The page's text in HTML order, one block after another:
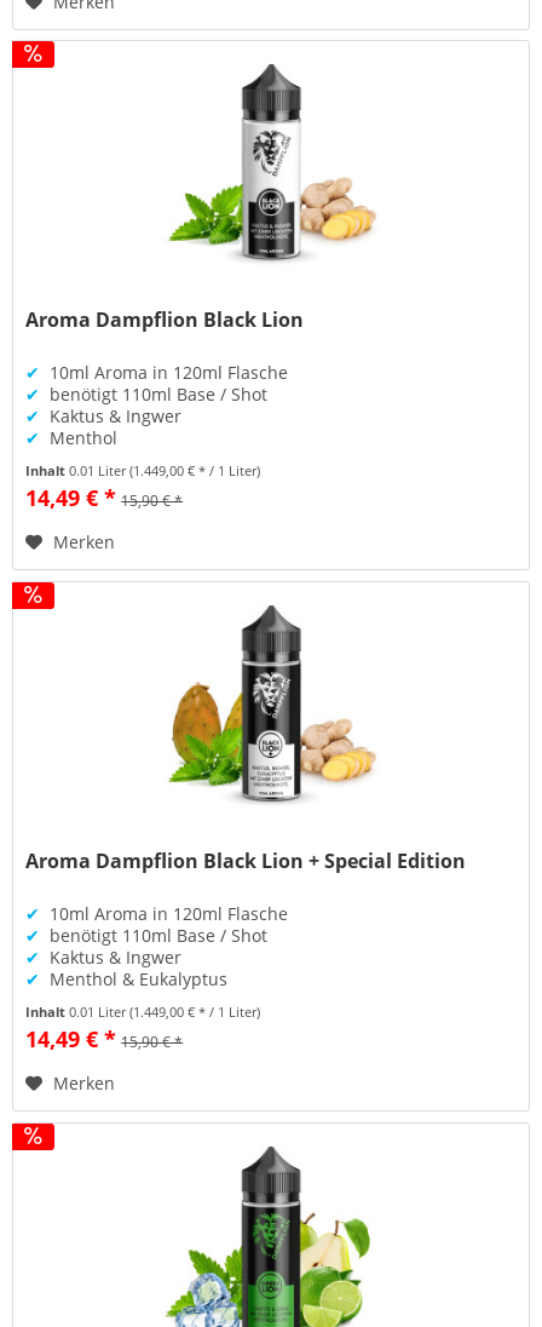
Aroma Dampflion Black Lion
✔ 10ml Aroma in 120ml Flasche
✔ benötigt 110ml Base / Shot
✔ Kaktus & Ingwer
✔ Menthol
Inhalt0.01 Liter(1.449,00 € * / 1 Liter)
14,49 € * 15,90 € *
Merken
Aroma Dampflion Black Lion + Special Edition
✔ 10ml Aroma in 120ml Flasche
✔ benötigt 110ml Base / Shot
✔ Kaktus & Ingwer
✔ Menthol & Eukalyptus
Inhalt0.01 Liter(1.449,00 € * / 1 Liter)
14,49 € * 15,90 € *
Merken